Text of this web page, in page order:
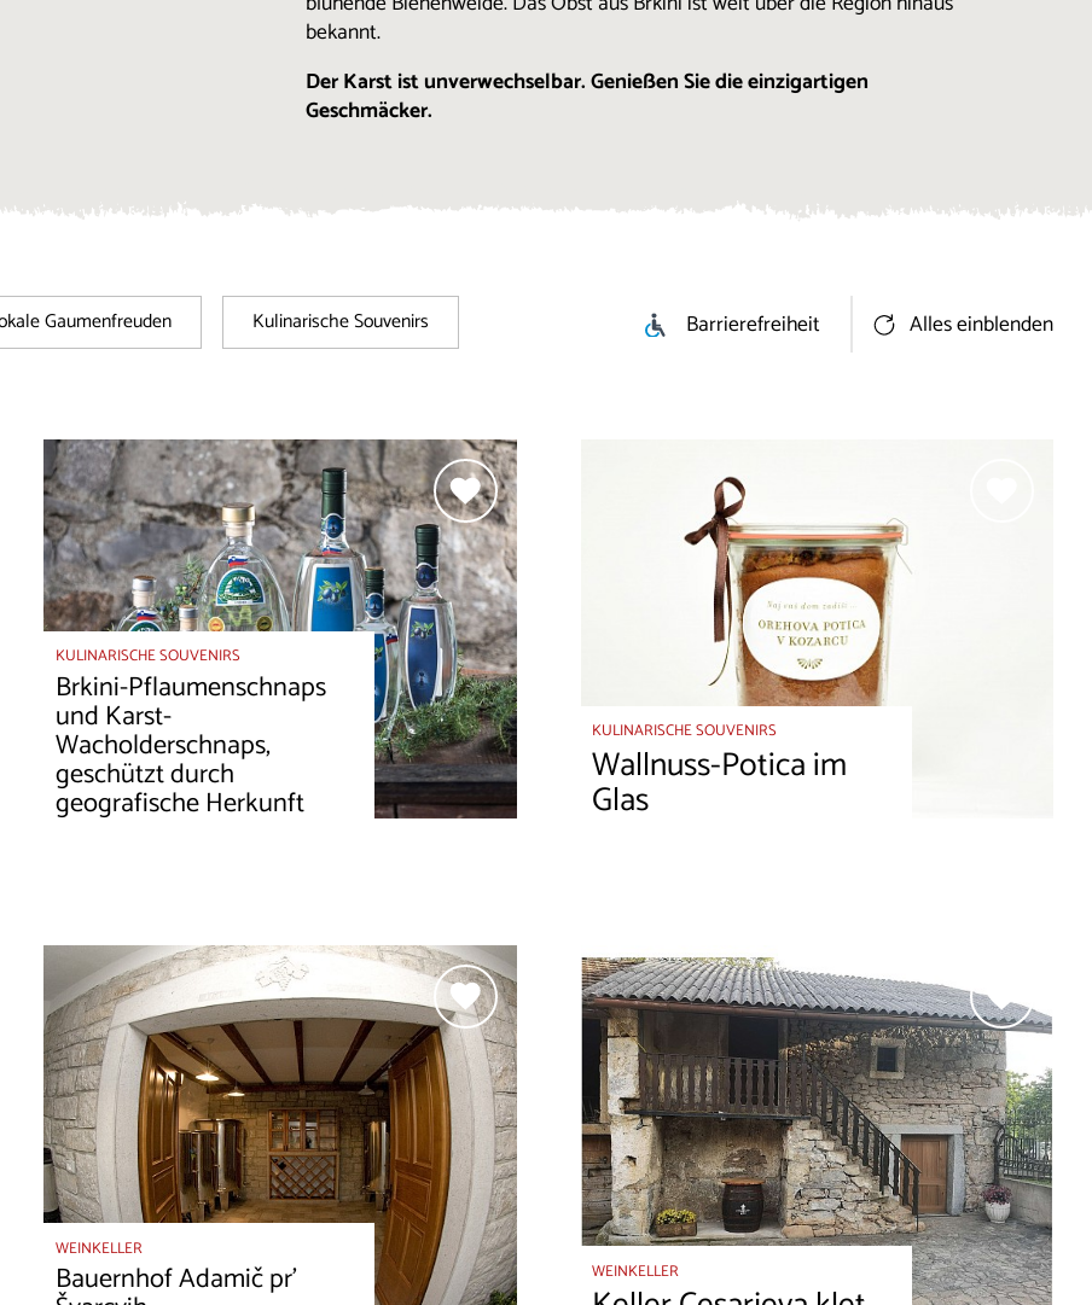
bekannt.
Der Karst ist unverwechselbar. Genießen Sie die einzigartigen
Geschmäcker.
Gaumenfreuden Kulinarische Souvenirs Barrierefreiheit Alles einblenden
KULINARISCHE SOUVENIRS
Brkini-Pflaumenschnaps
und Karst-
Wacholderschnaps,
geschützt durch
geografische Herkunft
KULINARISCHE SOUVENIRS
Wallnuss-Potica im
Glas
WEINKELLER
Bauernhof Adamič pr' WEINKELLER